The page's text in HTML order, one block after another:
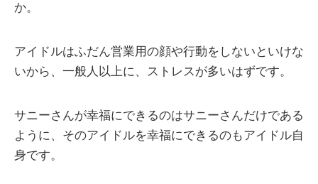
か。
アイドルはふだん営業用の顔や行動をしないといけな
いから、一般人以上に、ストレスが多いはずです。
サニーさんが幸福にできるのはサニーさんだけである
ように、そのアイドルを幸福にできるのもアイドル自
身です。